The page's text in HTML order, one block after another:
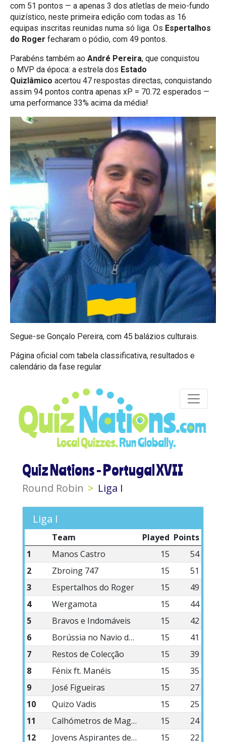
com 51 pontos — a apenas 3 dos atletlas de meio-fundo
quizístico, neste primeira edição com todas as 16
equipas inscritas reunidas numa só liga. Os Espertalhos
do Roger fecharam o pódio, com 49 pontos.
Parabéns também ao André Pereira, que conquistou
o MVP da época: a estrela dos Estado
Quizlâmico acertou 47 respostas directas, conquistando
assim 94 pontos contra apenas xP = 70.72 esperados —
uma performance 33% acima da média!
Segue-se Gonçalo Pereira, com 45 balázios culturais.
Página oficial com tabela classificativa, resultados e
calendário da fase regular